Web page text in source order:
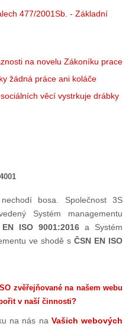
477/2001Sb. - Základní
na novelu Zákoníku prace
žádná práce ani koláče
věcí vystrkuje drábky
bosa. Společnost 3S
Systém managementu
EN ISO 9001:2016 a Systém
ve shodě sČSN EN ISO
zvěřejňované na našem webu
v naší činnosti?
na nás naVašich webových